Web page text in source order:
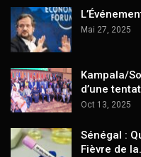
Mai 27, 2025
Kampala/
d’une
Oct 13, 2025
Sénégal :
Fièvre de